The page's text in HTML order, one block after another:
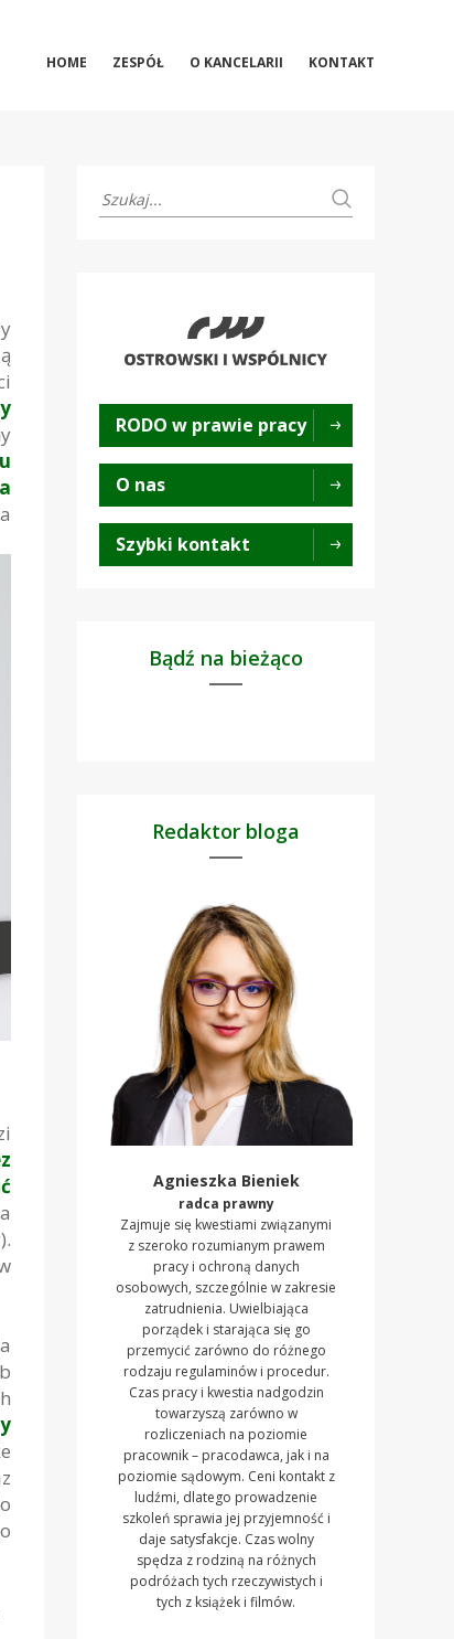
HOME ZESPÓŁ O KANCELARII KONTAKT
RODO w prawie pracy
O nas
Szybki kontakt
Bądź na bieżąco
Redaktor bloga
Agnieszka Bieniek
radca prawny
Zajmuje się kwestiami związanymi
z szeroko rozumianym prawem
pracy i ochroną danych
osobowych, szczególnie w zakresie
zatrudnienia. Uwielbiająca
porządek i starająca się go
przemycić zarówno do różnego
rodzaju regulaminów i procedur.
Czas pracy i kwestia nadgodzin
towarzyszą zarówno w
rozliczeniach na poziomie
pracownik – pracodawca, jak i na
poziomie sądowym. Ceni kontakt z
ludźmi, dlatego prowadzenie
szkoleń sprawia jej przyjemność i
daje satysfakcje. Czas wolny
spędza z rodziną na różnych
podróżach tych rzeczywistych i
tych z książek i filmów.